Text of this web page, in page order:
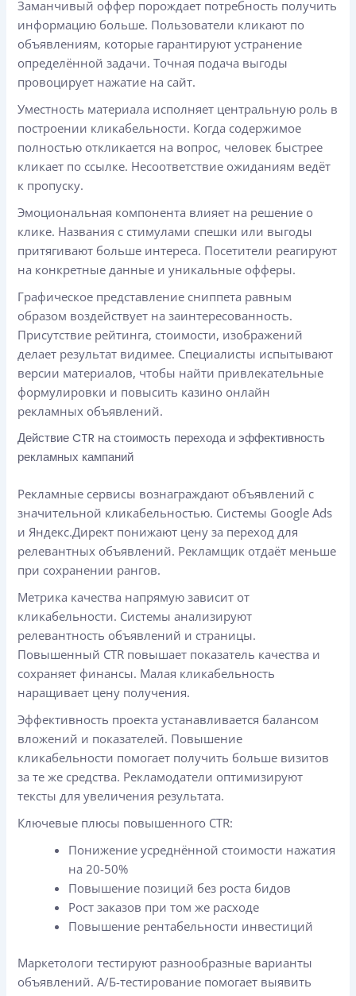
Заманчивый оффер порождает потребность получить
информацию больше. Пользователи кликают по
объявлениям, которые гарантируют устранение
определённой задачи. Точная подача выгоды
провоцирует нажатие на сайт.
Уместность материала исполняет центральную роль в
построении кликабельности. Когда содержимое
полностью откликается на вопрос, человек быстрее
кликает по ссылке. Несоответствие ожиданиям ведёт
к пропуску.
Эмоциональная компонента влияет на решение о
клике. Названия с стимулами спешки или выгоды
притягивают больше интереса. Посетители реагируют
на конкретные данные и уникальные офферы.
Графическое представление сниппета равным
образом воздействует на заинтересованность.
Присутствие рейтинга, стоимости, изображений
делает результат видимее. Специалисты испытывают
версии материалов, чтобы найти привлекательные
формулировки и повысить казино онлайн
рекламных объявлений.
Действие CTR на стоимость перехода и эффективность
рекламных кампаний
Рекламные сервисы вознаграждают объявлений с
значительной кликабельностью. Системы Google Ads
и Яндекс.Директ понижают цену за переход для
релевантных объявлений. Рекламщик отдаёт меньше
при сохранении рангов.
Метрика качества напрямую зависит от
кликабельности. Системы анализируют
релевантность объявлений и страницы.
Повышенный CTR повышает показатель качества и
сохраняет финансы. Малая кликабельность
наращивает цену получения.
Эффективность проекта устанавливается балансом
вложений и показателей. Повышение
кликабельности помогает получить больше визитов
за те же средства. Рекламодатели оптимизируют
тексты для увеличения результата.
Ключевые плюсы повышенного CTR:
Понижение усреднённой стоимости нажатия
на 20-50%
Повышение позиций без роста бидов
Рост заказов при том же расходе
Повышение рентабельности инвестиций
Маркетологи тестируют разнообразные варианты
объявлений. А/Б-тестирование помогает выявить